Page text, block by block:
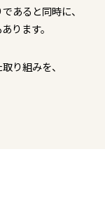
あると同時に、
ります。
り組みを、